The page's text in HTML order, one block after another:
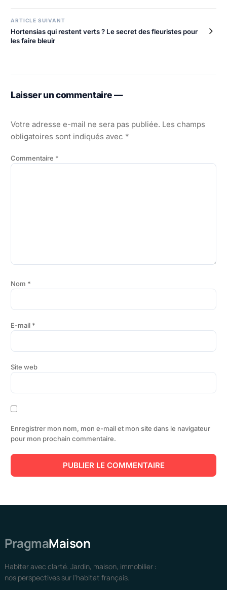
ARTICLE SUIVANT
Hortensias qui restent verts ? Le secret des fleuristes pour
les faire bleuir
Laisser un commentaire —
Votre adresse e-mail ne sera pas publiée. Les champs
obligatoires sont indiqués avec *
Commentaire *
Nom *
E-mail *
Site web
Enregistrer mon nom, mon e-mail et mon site dans le navigateur
pour mon prochain commentaire.
PragmaMaison
Habiter avec clarté. Jardin, maison, immobilier :
nos perspectives sur l'habitat français.